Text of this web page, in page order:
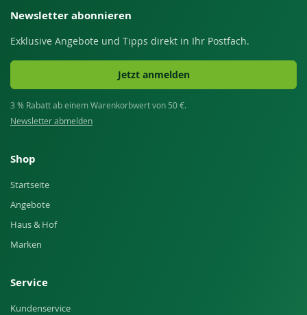
Newsletter abonnieren
Exklusive Angebote und Tipps direkt in Ihr Postfach.
Jetzt anmelden
3 % Rabatt ab einem Warenkorbwert von 50 €.
Newsletter abmelden
Shop
Startseite
Angebote
Haus & Hof
Marken
Service
Kundenservice